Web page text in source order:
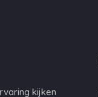
kijken